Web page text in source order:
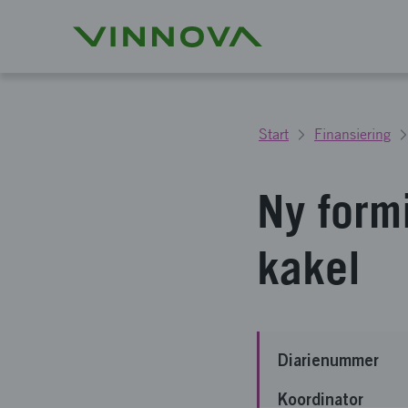
Start Finansiering
Ny
kakel
Diarienummer
Koordinator